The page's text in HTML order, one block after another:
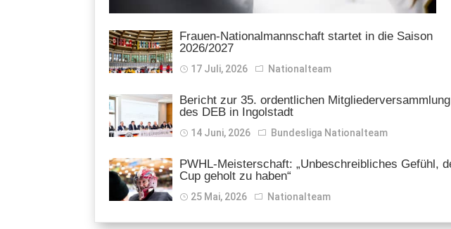
Frauen-Nationalmannschaft startet in die Saison
2026/2027
17 Juli, 2026 Nationalteam
Bericht zur 35. ordentlichen Mitgliederversammlung
des DEB in Ingolstadt
14 Juni, 2026 Bundesliga Nationalteam
PWHL-Meisterschaft: „Unbeschreibliches Gefühl,
Cup geholt zu haben“
25 Mai, 2026 Nationalteam